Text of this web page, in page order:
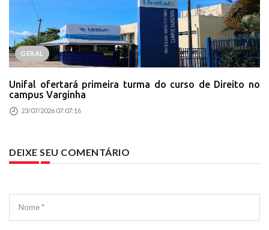
GERAL
Unifal ofertará primeira turma do curso de Direito no
campus Varginha
23/07/2026 07:07:16
DEIXE SEU COMENTÁRIO
Nome *